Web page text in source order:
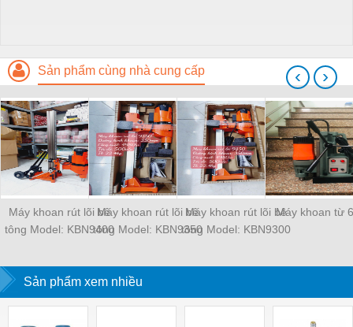
Sản phẩm cùng nhà cung cấp
Máy khoan rút lõi bê
tông Model: KBN9400
Máy khoan rút lõi bê
tông Model: KBN9350
Máy khoan rút lõi bê
tông Model: KBN9300
Máy khoan từ
‹ ›
Sản phẩm xem nhiều